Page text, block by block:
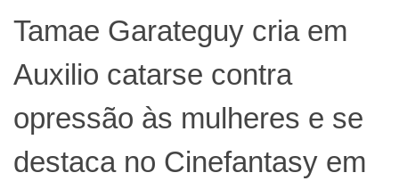
Tamae Garateguy cria em
Auxilio catarse contra
opressão às mulheres e se
destaca no Cinefantasy em